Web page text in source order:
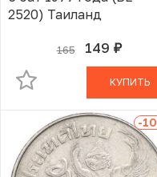
2520) Таиланд
165 149 руб.
В КОРЗИНЕ
КУПИТЬ
-10